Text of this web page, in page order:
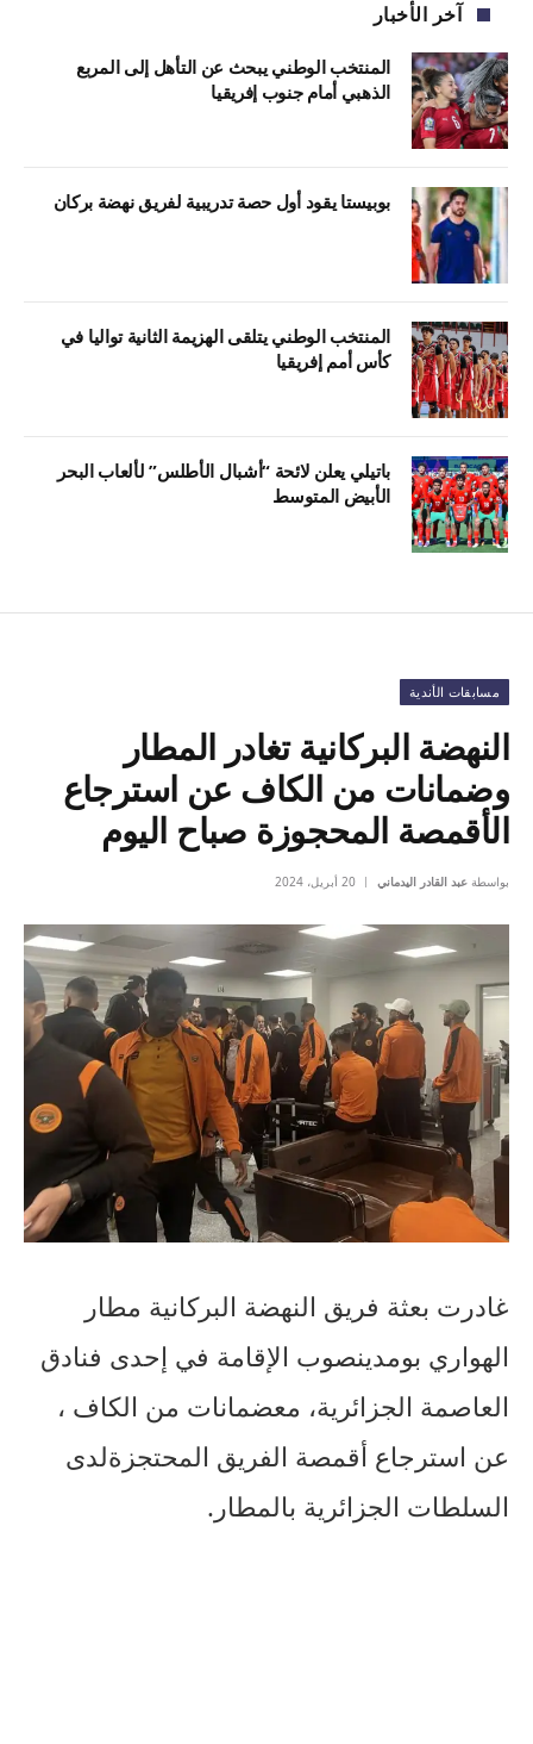
آخر الأخبار
المنتخب الوطني يبحث عن التأهل إلى المربع
الذهبي أمام جنوب إفريقيا
بوبيستا يقود أول حصة تدريبية لفريق نهضة بركان
المنتخب الوطني يتلقى الهزيمة الثانية تواليا في
كأس أمم إفريقيا
باتيلي يعلن لائحة “أشبال الأطلس” لألعاب البحر
الأبيض المتوسط
مسابقات الأندية
النهضة البركانية تغادر المطار
وضمانات من الكاف عن استرجاع
الأقمصة المحجوزة صباح اليوم
بواسطة عبد القادر اليدماني 20 أبريل، 2024
غادرت بعثة فريق النهضة البركانية مطار
الهواري بومدينصوب الإقامة في إحدى فنادق
العاصمة الجزائرية، معضمانات من الكاف ،
عن استرجاع أقمصة الفريق المحتجزةلدى
السلطات الجزائرية بالمطار .